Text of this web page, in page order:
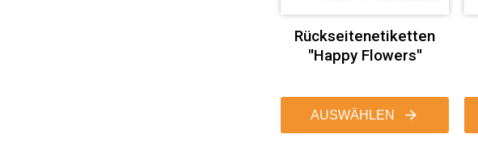
Rückseitenetiketten
"Happy Flowers"
AUSWÄHLEN